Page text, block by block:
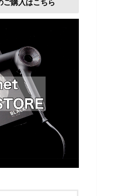
ご購入はこちら